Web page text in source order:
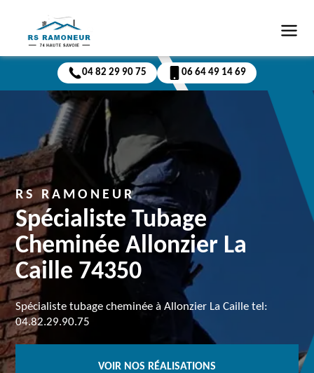
04 82 29 90 75 06 64 49 14 69
RS RAMONEUR
Spécialiste Tubage
Cheminée Allonzier La
Caille 74350
Spécialiste tubage cheminée à Allonzier La Caille tel:
04.82.29.90.75
VOIR NOS RÉALISATIONS